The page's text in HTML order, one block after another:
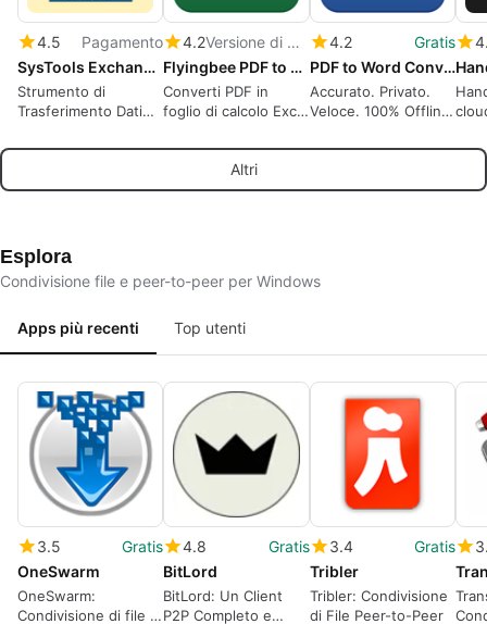
4.5
Pagamento
SysTools Exchange to Exchange Migration Tool
Strumento di
Trasferimento Dati
Exchange: Dare
Filtrare gli Elementi e
Reale
4.2
Versione di prova
Flyingbee PDF to Excel Converter
Converti PDF in
foglio di calcolo Excel
Offline, recupero dati
sicuro per la privacy
4.2
Gratis
PDF to Word Converter
Accurato. Privato.
Veloce. 100% Offline.
Altri
Esplora
Condivisione file e peer-to-peer per Windows
Apps più recenti Top utenti
3.5
Gratis
OneSwarm
OneSwarm:
Condivisione di file in
4.8
Gratis
BitLord
BitLord: Un Client
P2P Completo e
3.4
Gratis
Tribler
Tribler: Condivisione
di File Peer-to-Peer